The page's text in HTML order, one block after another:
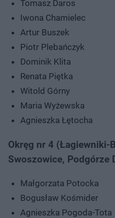
Tomasz Daros
Iwona Chamielec
Artur Buszek
Piotr Plebańczyk
Dominik Klita
Renata Piętka
Witold Górny
Maria Wyżewska
Agnieszka Łętocha
Okręg nr 4 (Łagiewniki-
Swoszowice, Podgórze
Małgorzata Potocka
Bogusław Kośmider
Agnieszka Pogoda-Tota